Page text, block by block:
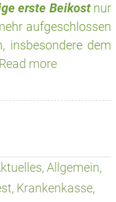
erste Beikostnur
aufgeschlossen
insbesondere dem
Read more
,Allgemein,
, Krankenkasse,